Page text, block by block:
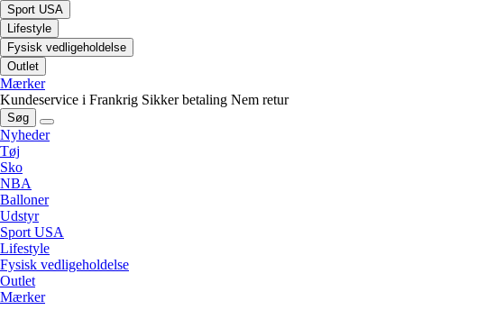
Sport USA
Lifestyle
Fysisk vedligeholdelse
Outlet
Mærker
Kundeservice i Frankrig Sikker betaling Nem retur
Søg
Nyheder
Tøj
Sko
NBA
Balloner
Udstyr
Sport USA
Lifestyle
Fysisk vedligeholdelse
Outlet
Mærker